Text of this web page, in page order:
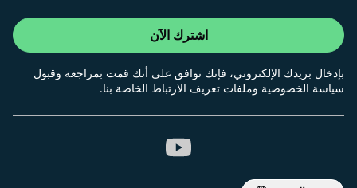
اشترك الآن
بإدخال بريدك الإلكتروني، فإنك توافق على أنك قمت بمراجعة وقبول
سياسة الخصوصية وملفات تعريف الارتباط الخاصة بنا.